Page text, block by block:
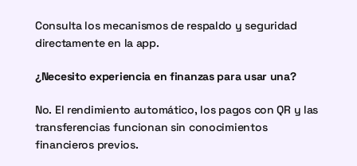
Consulta los mecanismos de respaldo y seguridad
directamente en la app.
¿Necesito experiencia en finanzas para usar una?
No. El rendimiento automático, los pagos con QR y las
transferencias funcionan sin conocimientos
financieros previos.